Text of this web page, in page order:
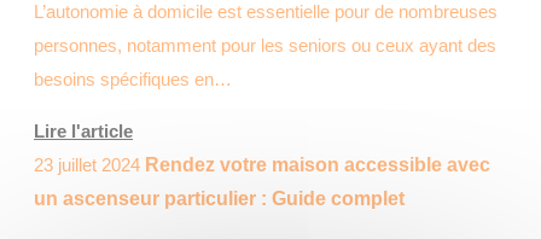
L’autonomie à domicile est essentielle pour de nombreuses
personnes, notamment pour les seniors ou ceux ayant des
besoins spécifiques en…
Lire l'article
23 juillet 2024 Rendez votre maison accessible avec
un ascenseur particulier : Guide complet